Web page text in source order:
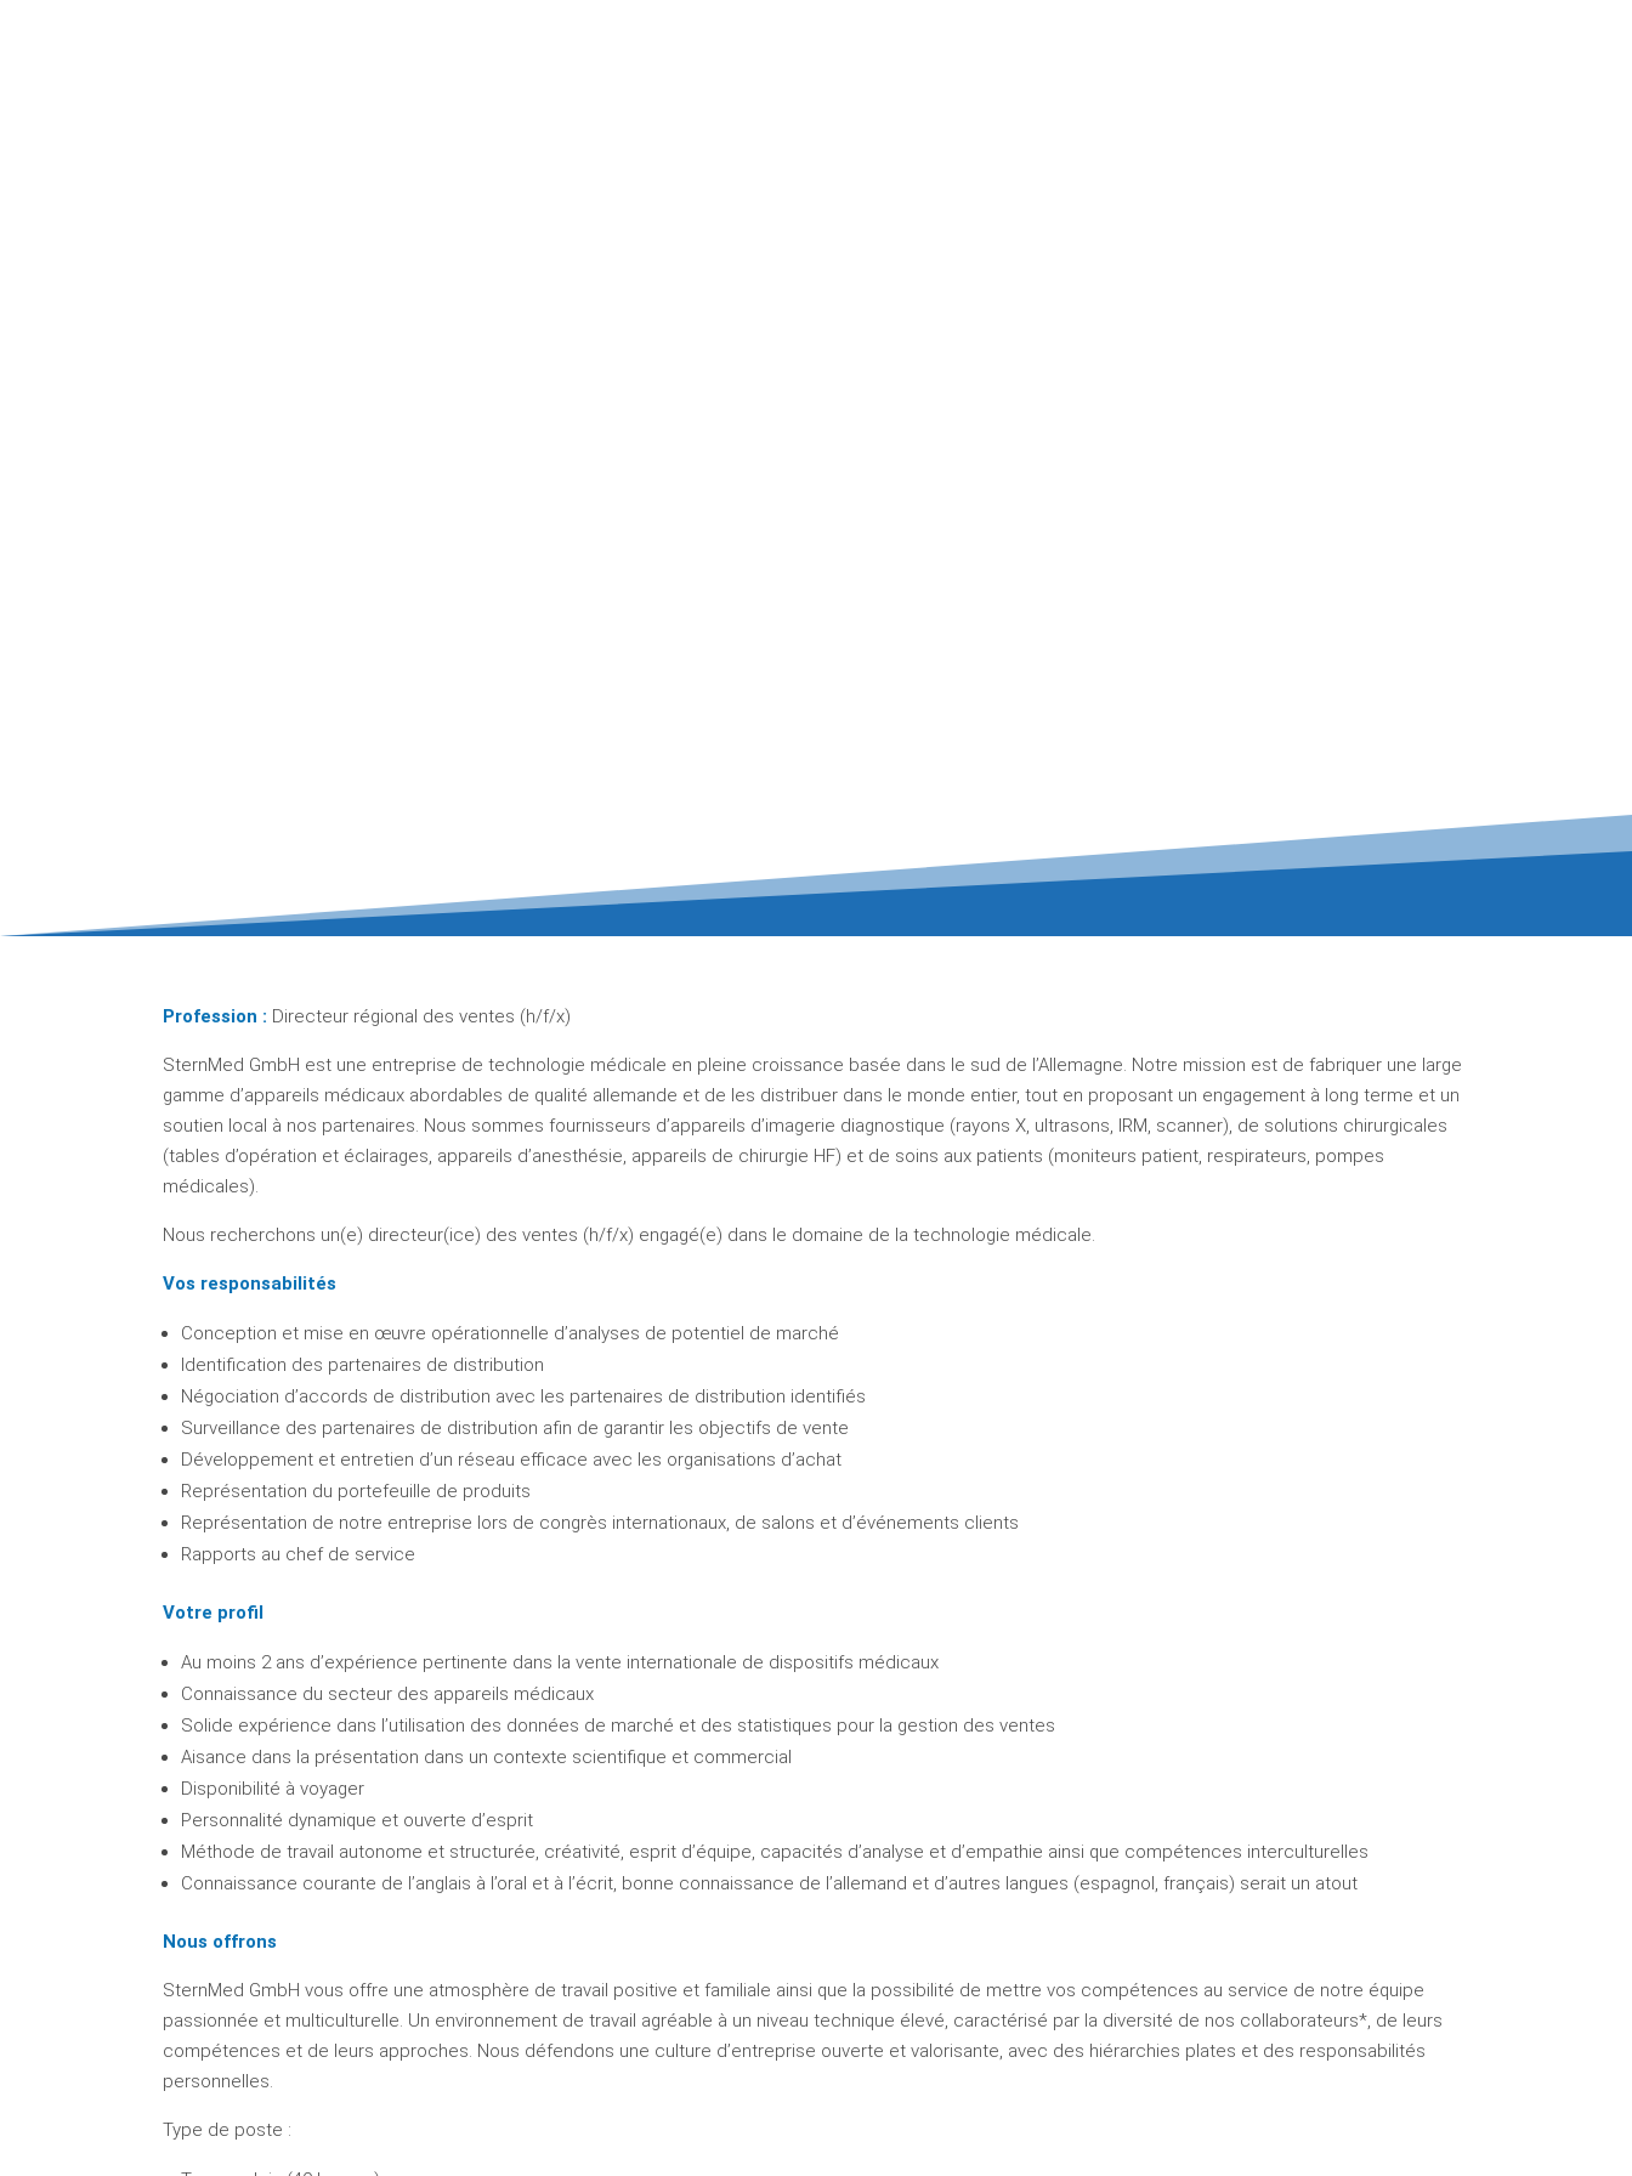
Profession : Directeur régional des ventes (h/f/x)
SternMed GmbH est une entreprise de technologie médicale en pleine croissance basée dans le sud de l’Allemagne. Notre mission est de fabriquer une large
gamme d’appareils médicaux abordables de qualité allemande et de les distribuer dans le monde entier, tout en proposant un engagement à long terme et un
soutien local à nos partenaires. Nous sommes fournisseurs d’appareils d’imagerie diagnostique (rayons X, ultrasons, IRM, scanner), de solutions chirurgicales
(tables d’opération et éclairages, appareils d’anesthésie, appareils de chirurgie HF) et de soins aux patients (moniteurs patient, respirateurs, pompes
médicales).
Nous recherchons un(e) directeur(ice) des ventes (h/f/x) engagé(e) dans le domaine de la technologie médicale.
Vos responsabilités
Conception et mise en œuvre opérationnelle d’analyses de potentiel de marché
Identification des partenaires de distribution
Négociation d’accords de distribution avec les partenaires de distribution identifiés
Surveillance des partenaires de distribution afin de garantir les objectifs de vente
Développement et entretien d’un réseau efficace avec les organisations d’achat
Représentation du portefeuille de produits
Représentation de notre entreprise lors de congrès internationaux, de salons et d’événements clients
Rapports au chef de service
Votre profil
Au moins 2 ans d’expérience pertinente dans la vente internationale de dispositifs médicaux
Connaissance du secteur des appareils médicaux
Solide expérience dans l’utilisation des données de marché et des statistiques pour la gestion des ventes
Aisance dans la présentation dans un contexte scientifique et commercial
Disponibilité à voyager
Personnalité dynamique et ouverte d’esprit
Méthode de travail autonome et structurée, créativité, esprit d’équipe, capacités d’analyse et d’empathie ainsi que compétences interculturelles
Connaissance courante de l’anglais à l’oral et à l’écrit, bonne connaissance de l’allemand et d’autres langues (espagnol, français) serait un atout
Nous offrons
SternMed GmbH vous offre une atmosphère de travail positive et familiale ainsi que la possibilité de mettre vos compétences au service de notre équipe
passionnée et multiculturelle. Un environnement de travail agréable à un niveau technique élevé, caractérisé par la diversité de nos collaborateurs*, de leurs
compétences et de leurs approches. Nous défendons une culture d’entreprise ouverte et valorisante, avec des hiérarchies plates et des responsabilités
personnelles.
Type de poste :